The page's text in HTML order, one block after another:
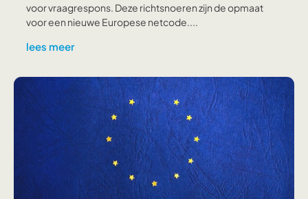
voor vraagrespons. Deze richtsnoeren zijn de opmaat
voor een nieuwe Europese netcode....
lees meer